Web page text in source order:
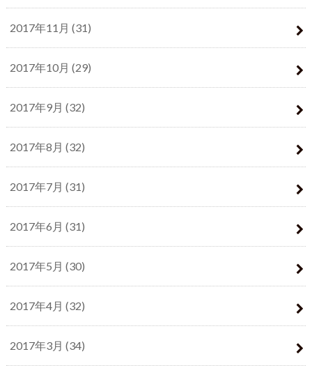
2017年11月 (31)
2017年10月 (29)
2017年9月 (32)
2017年8月 (32)
2017年7月 (31)
2017年6月 (31)
2017年5月 (30)
2017年4月 (32)
2017年3月 (34)